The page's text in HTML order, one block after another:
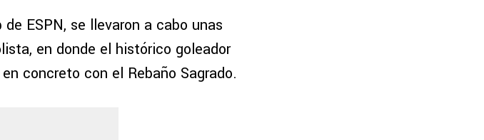
ESPN, se llevaron a cabo unas
en donde el histórico goleador
concreto con el Rebaño Sagrado.